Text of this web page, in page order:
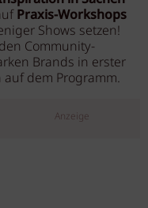
Praxis-Workshops
Shows setzen!
Community-
Brands in erster
dem Programm.
Anzeige